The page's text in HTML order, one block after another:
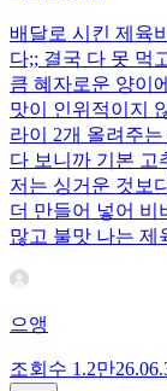
배달로 시킨 제육
다;; 결국 다 못 먹
큼 혜자로운 양이
맛이 인위적이지
라이 2개 올려주
다 보니까 기본 고
저는 싱거운 것보
더 만들어 넣어 비
많고 불맛 나는 제
으앵
조회수 1.2만